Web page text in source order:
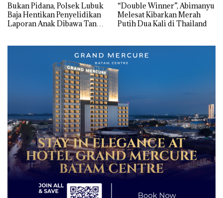
Bukan Pidana, Polsek Lubuk
Baja Hentikan Penyelidikan
Laporan Anak Dibawa Tanpa
“Double Winner”, Abimanyu
Melesat Kibarkan Merah
Putih Dua Kali di Thailand